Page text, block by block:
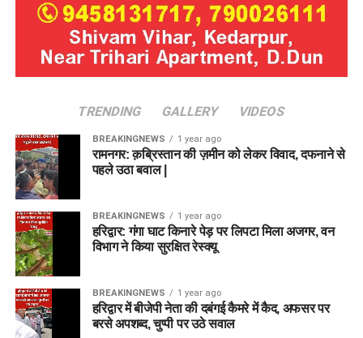
TRENDING GALLERY VIDEOS
BREAKINGNEWS 1 year ago
रामनगर: क़ब्रिस्तान की ज़मीन को लेकर विवाद, दफनाने से
पहले उठा बवाल |
BREAKINGNEWS 1 year ago
हरिद्वार: गंगा घाट किनारे पेड़ पर लिपटा मिला अजगर, वन
विभाग ने किया सुरक्षित रेस्क्यू
BREAKINGNEWS 1 year ago
हरिद्वार में बीजेपी नेता की दबंगई कैमरे में कैद, अफसर पर
बरसे अपशब्द, चुप्पी पर उठे सवाल